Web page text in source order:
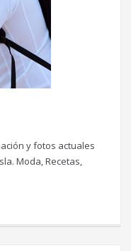
y fotos actuales
Moda, Recetas,